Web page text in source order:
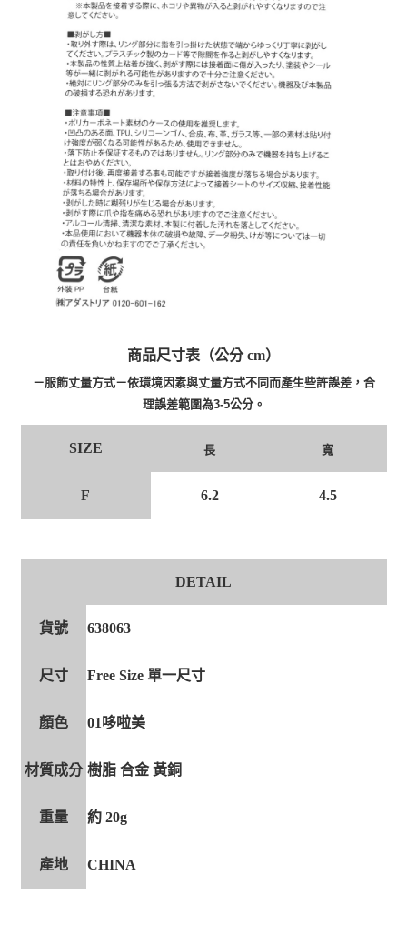
商品尺寸表（公分 cm）
－服飾丈量方式－依環境因素與丈量方式不同而產生些許誤差，合
理誤差範圍為3-5公分。
SIZE 長 寬
F 6.2 4.5
DETAIL
貨號 638063
尺寸 Free Size 單一尺寸
顏色 01哆啦美
材質成分 樹脂 合金 黃銅
重量 約 20g
產地 CHINA